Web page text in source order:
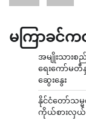
မကြာခင်
အမျိုးသားစ
ရေးကော်မတီ
ဆွေးနွေး
နိုင်ငံတော်သမ္
ကိုယ်စားလှယ်အ